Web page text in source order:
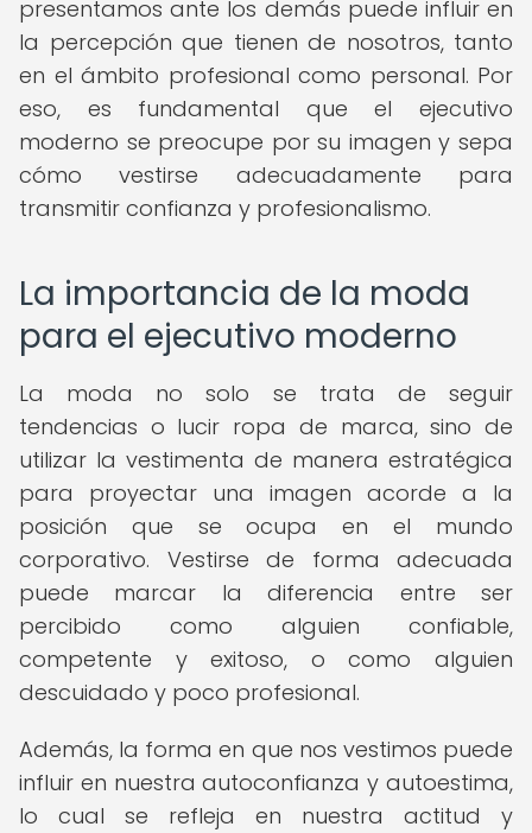
presentamos ante los demás puede influir en
la percepción que tienen de nosotros, tanto
en el ámbito profesional como personal. Por
eso, es fundamental que el ejecutivo
moderno se preocupe por su imagen y sepa
cómo vestirse adecuadamente para
transmitir confianza y profesionalismo.
La importancia de la moda
para el ejecutivo moderno
La moda no solo se trata de seguir
tendencias o lucir ropa de marca, sino de
utilizar la vestimenta de manera estratégica
para proyectar una imagen acorde a la
posición que se ocupa en el mundo
corporativo. Vestirse de forma adecuada
puede marcar la diferencia entre ser
percibido como alguien confiable,
competente y exitoso, o como alguien
descuidado y poco profesional.
Además, la forma en que nos vestimos puede
influir en nuestra autoconfianza y autoestima,
lo cual se refleja en nuestra actitud y